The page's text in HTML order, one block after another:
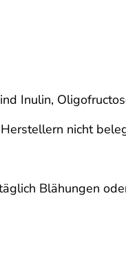
Inulin,
nicht
Blähungen